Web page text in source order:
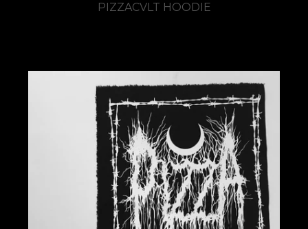
PIZZACVLT HOODIE